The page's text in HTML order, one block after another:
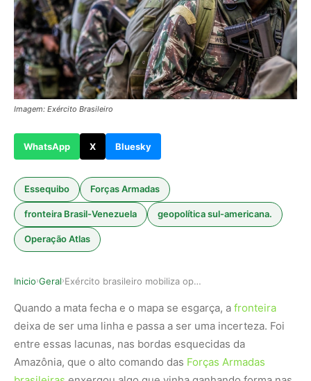
Imagem: Exército Brasileiro
WhatsApp X Bluesky
Essequibo Forças Armadas
fronteira Brasil-Venezuela geopolítica sul-americana.
Operação Atlas
Inicio›Geral› Exército brasileiro mobiliza operação militar a…
Quando a mata fecha e o mapa se esgarça, a fronteira
deixa de ser uma linha e passa a ser uma incerteza. Foi
entre essas lacunas, nas bordas esquecidas da
Amazônia, que o alto comando das Forças Armadas